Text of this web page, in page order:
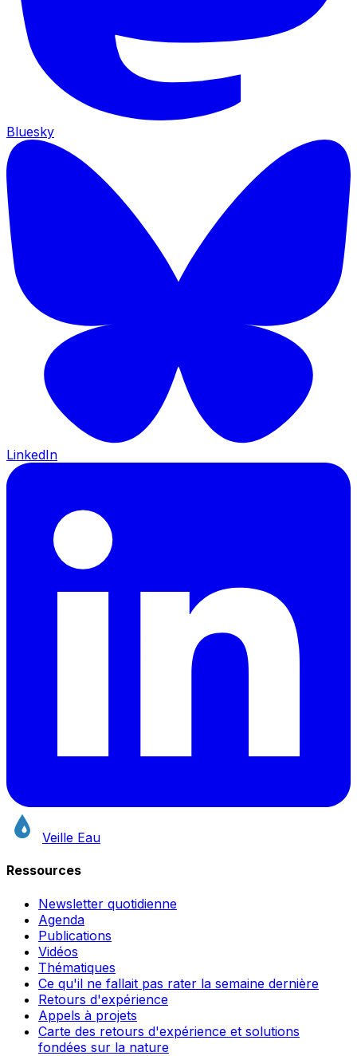
Bluesky
LinkedIn
Veille Eau
Ressources
Newsletter quotidienne
Agenda
Publications
Vidéos
Thématiques
Ce qu'il ne fallait pas rater la semaine dernière
Retours d'expérience
Appels à projets
Carte des retours d'expérience et solutions
fondées sur la nature